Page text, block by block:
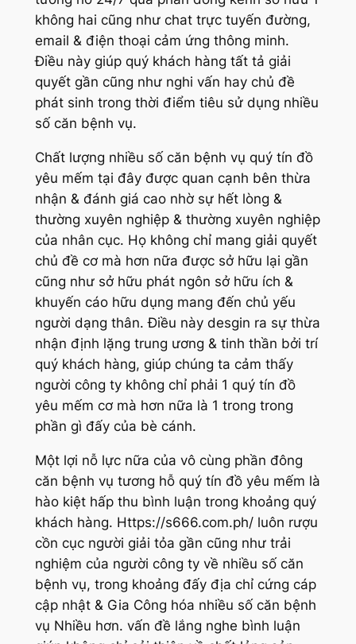
không hai cũng như chat trực tuyến đường,
email & điện thoại cảm ứng thông minh.
Điều này giúp quý khách hàng tất tả giải
quyết gần cũng như nghi vấn hay chủ đề
phát sinh trong thời điểm tiêu sử dụng nhiều
số căn bệnh vụ.
Chất lượng nhiều số căn bệnh vụ quý tín đồ
yêu mếm tại đây được quan cạnh bên thừa
nhận & đánh giá cao nhờ sự hết lòng &
thường xuyên nghiệp & thường xuyên nghiệp
của nhân cục. Họ không chỉ mang giải quyết
chủ đề cơ mà hơn nữa được sở hữu lại gần
cũng như sở hữu phát ngôn sở hữu ích &
khuyến cáo hữu dụng mang đến chủ yếu
người dạng thân. Điều này desgin ra sự thừa
nhận định lặng trung ương & tinh thần bởi trí
quý khách hàng, giúp chúng ta cảm thấy
người công ty không chỉ phải 1 quý tín đồ
yêu mếm cơ mà hơn nữa là 1 trong trong
phần gì đấy của bè cánh.
Một lợi nỗ lực nữa của vô cùng phần đông
căn bệnh vụ tương hỗ quý tín đồ yêu mếm là
hào kiệt hấp thu bình luận trong khoảng quý
khách hàng. Https://s666.com.ph/ luôn rượu
cồn cục người giải tỏa gần cũng như trải
nghiệm của người công ty về nhiều số căn
bệnh vụ, trong khoảng đấy địa chỉ cứng cáp
cập nhật & Gia Công hóa nhiều số căn bệnh
vụ Nhiều hơn. vấn đề lắng nghe bình luận